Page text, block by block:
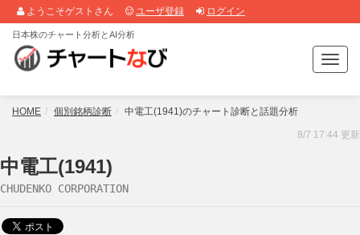
ようこそゲストさん ユーザ登録 ログイン
T
o
g
e
日本株のチャート分析とAI分析
HOME 個別銘柄診断 中電工(1941)のチャート診断と話題分析
8/7 17:44 更新
中電工(1941)
CHUDENKO CORPORATION